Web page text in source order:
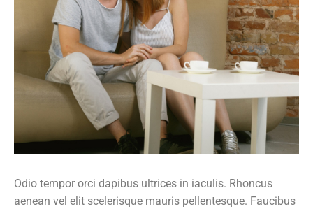
Odio tempor orci dapibus ultrices in iaculis. Rhoncus
aenean vel elit scelerisque mauris pellentesque. Faucibus